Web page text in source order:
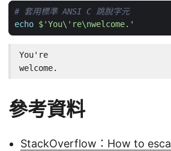
# 套用標準 ANSI C 跳脫字元
echo $'You\'re\nwelcome.'
You're
welcome.
參考資料
StackOverflow：How to